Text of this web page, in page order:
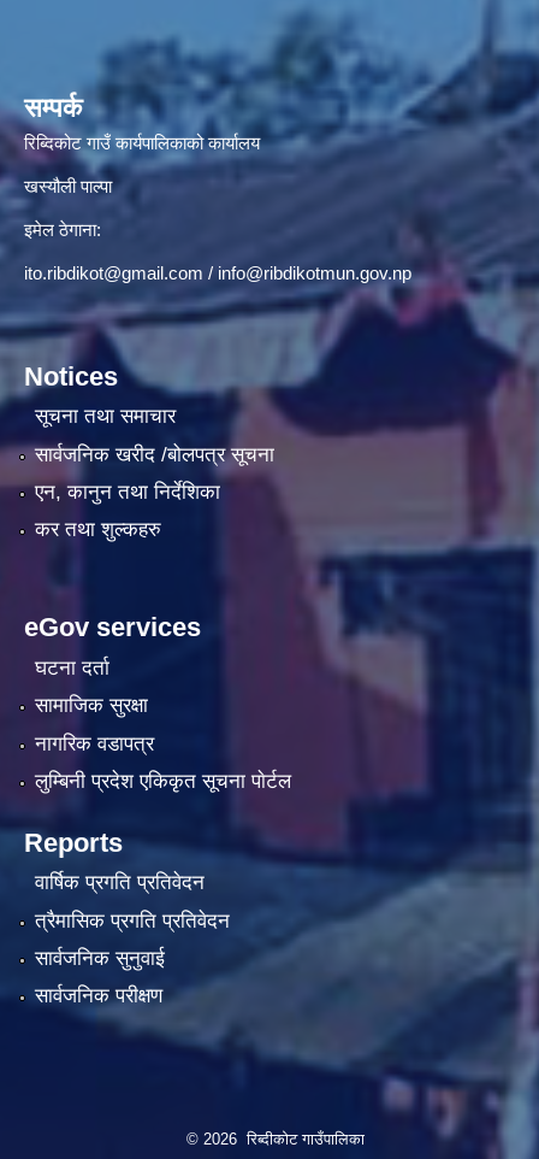
सम्पर्क
रिब्दिकोट गाउँ कार्यपालिकाको कार्यालय
खस्यौली पाल्पा
इमेल ठेगाना:
ito.ribdikot@gmail.com / info@ribdikotmun.gov.np
Notices
सूचना तथा समाचार
सार्वजनिक खरीद /बोलपत्र सूचना
एन, कानुन तथा निर्देशिका
कर तथा शुल्कहरु
eGov services
घटना दर्ता
सामाजिक सुरक्षा
नागरिक वडापत्र
लुम्बिनी प्रदेश एकिकृत सूचना पाेर्टल
Reports
वार्षिक प्रगति प्रतिवेदन
त्रैमासिक प्रगति प्रतिवेदन
सार्वजनिक सुनुवाई
सार्वजनिक परीक्षण
© 2026 रिब्दीकोट गाउँपालिका